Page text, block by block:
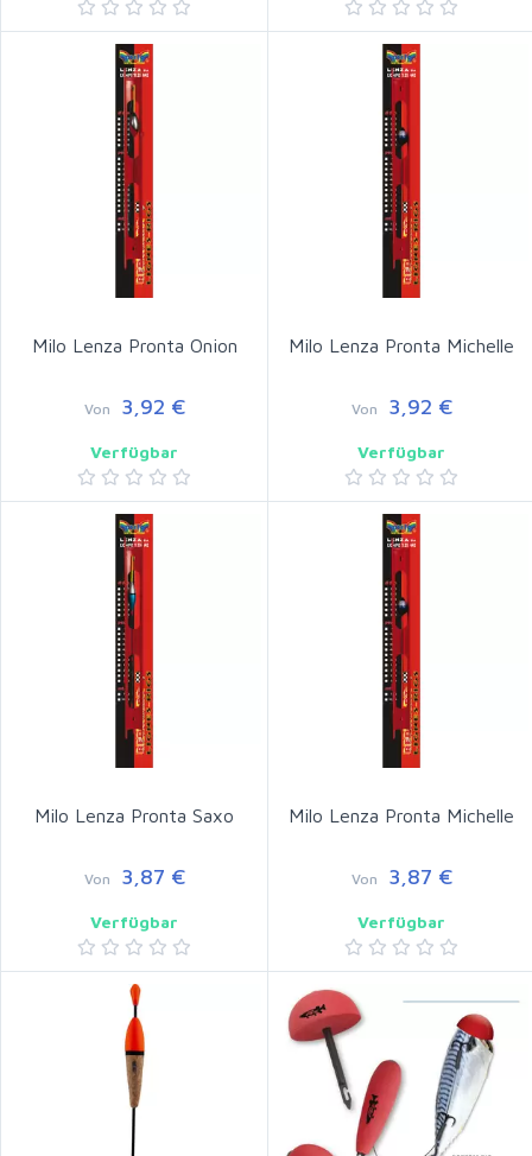
Milo Lenza Pronta Onion
Von 3,92 €
Verfügbar
Milo Lenza Pronta Michelle
Von 3,92 €
Verfügbar
Milo Lenza Pronta Saxo
Von 3,87 €
Verfügbar
Milo Lenza Pronta Michelle
Von 3,87 €
Verfügbar